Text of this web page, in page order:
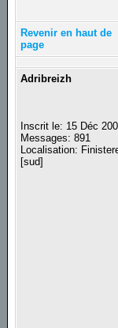
Revenir en haut de
page
Adribreizh
Inscrit le: 15 Déc
Messages: 891
Localisation:
[sud]